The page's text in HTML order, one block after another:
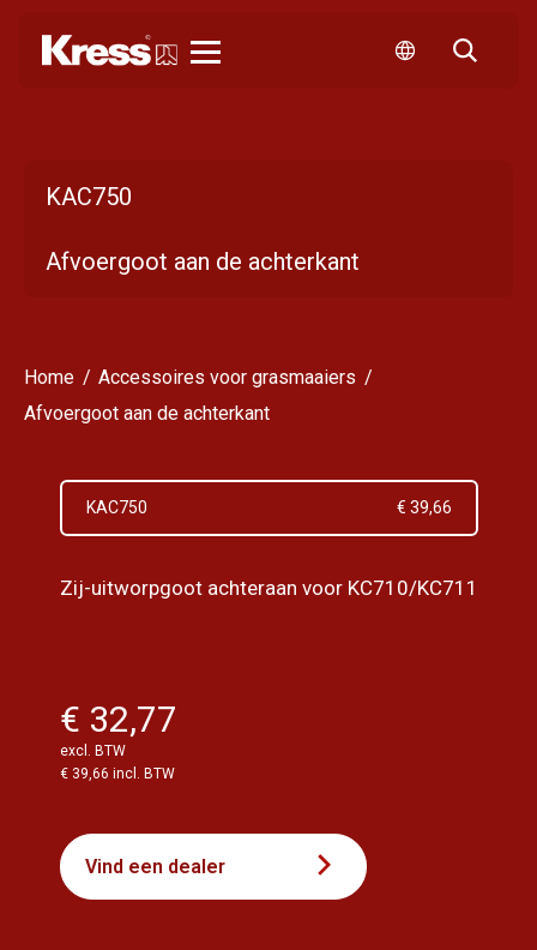
KAC750
Afvoergoot aan de achterkant
Home
Accessoires voor grasmaaiers
Afvoergoot aan de achterkant
KAC750 € 39,66
Zij-uitworpgoot achteraan voor KC710/KC711
€ 32,77
excl. BTW
€ 39,66 incl. BTW
Vind een dealer